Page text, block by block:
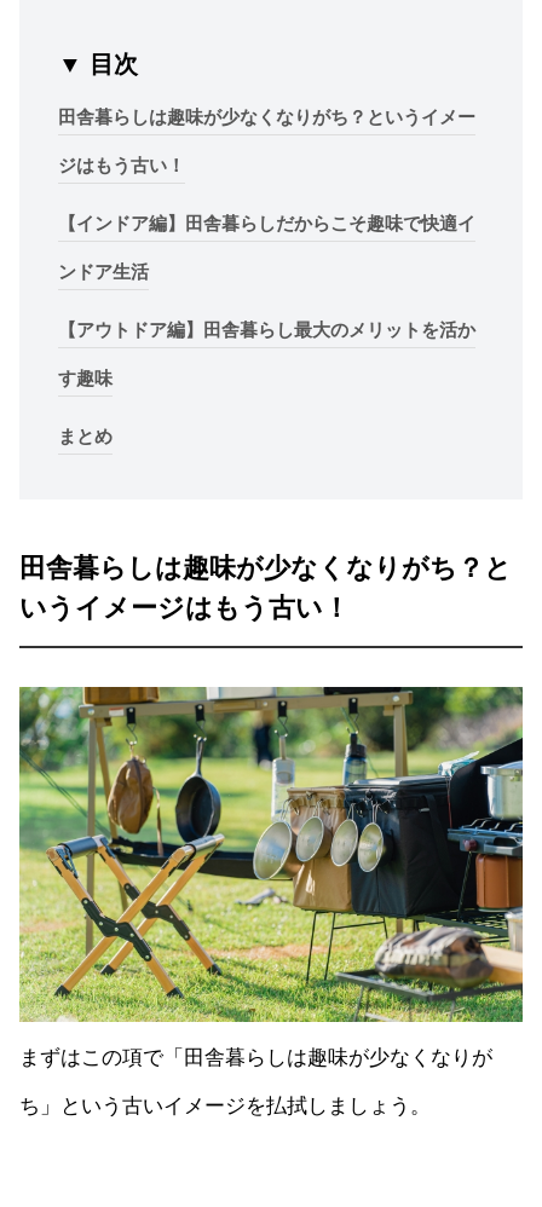
▼ 目次
田舎暮らしは趣味が少なくなりがち？というイメー
ジはもう古い！
【インドア編】田舎暮らしだからこそ趣味で快適イ
ンドア生活
【アウトドア編】田舎暮らし最大のメリットを活か
す趣味
まとめ
田舎暮らしは趣味が少なくなりがち？と
いうイメージはもう古い！
まずはこの項で「田舎暮らしは趣味が少なくなりが
ち」という古いイメージを払拭しましょう。